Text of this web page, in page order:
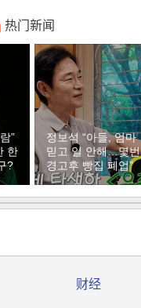
热门新闻
”
한
?
정보석 “아들, 엄마
믿고 일 안해…몇번
경고후 빵집 폐업”
财经